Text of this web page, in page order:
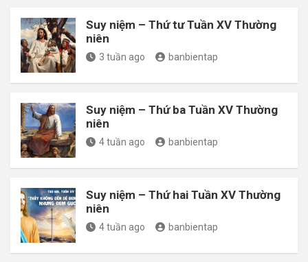
Suy niệm – Thứ tư Tuần XV Thường
niên
3 tuần ago banbientap
Suy niệm – Thứ ba Tuần XV Thường
niên
4 tuần ago banbientap
Suy niệm – Thứ hai Tuần XV Thường
niên
4 tuần ago banbientap